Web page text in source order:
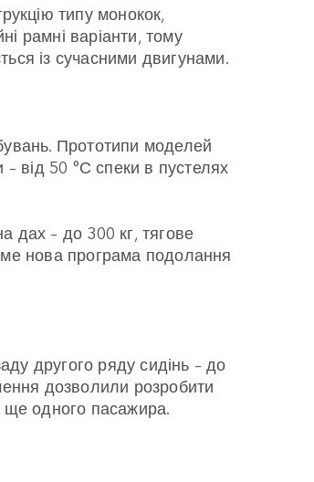
типу монокок,
рамні варіанти, тому
із сучасними двигунами.
Прототипи моделей
від 50 °С спеки в пустелях
дах – до 300 кг, тягове
нова програма подолання
другого ряду сидінь – до
дозволили розробити
ще одного пасажира.